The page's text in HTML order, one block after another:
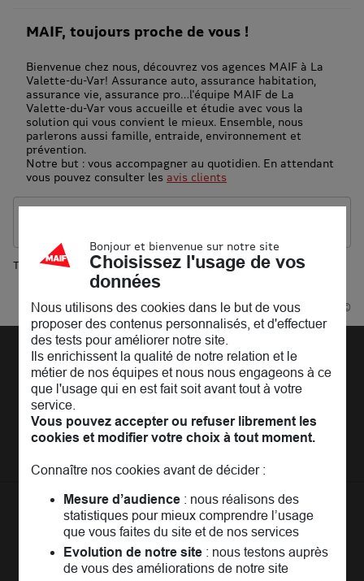
MAIF, toujours proche de vous !
Bienvenue chez nous, découvrez vos agences MAIF à La
Valette-du-Var! Assurance auto, assurance habitation,
assurance vie, assurance pro…l'équipe MAIF de La
Valette-du-Var vous accueille et étudie avec vous la
solution qui vous convient le mieux. Ensemble, nous
parlerons aussi famille, entraide, environnement et
prévention.
Notre but : vous accompagner au quotidien. En attendant
vous pouvez consulter les avis clients
Trouver une agence MAIF
La Valette-du-Var
Powered byevermaps ©
Découvrir la MAIF
L'Entreprise
MAIF Recrute
Espace presse
MAIF MAG
MAIF Social Club
Portail API
Adhérer à la MAIF
Pages les plus consultées
Assurance auto
Assurance moto
Crédit auto
Assurance habitation jeunes
Assurance habitation
Assurance emprunteur
Assurance décès
Nos conseils
Conseils de prévention
Solutions éducatives
Sociétaires à l'étranger
Achat véhicule
Achat immobilier
LaCommunautéMAIF
Un espace réservé aux sociétaires pouréchanger,
Bonjour et bienvenue sur notre site
Choisissez l'usage de vos
données
Nous utilisons des cookies dans le but de vous
proposer des contenus personnalisés, et d'effectuer
des tests pour améliorer notre site.
Ils enrichissent la qualité de notre relation et le
métier de nos équipes et nous nous engageons à ce
que l'usage qui en est fait soit avant tout à votre
service.
Vous pouvez accepter ou refuser librement les
cookies et modifier votre choix à tout moment.
Connaître nos cookies avant de décider :
Mesure d’audience: nous réalisons des
statistiques pour mieux comprendre l’usage
que vous faites du site et de nos services
Evolution de notre site: nous testons auprès
de vous des améliorations de notre site